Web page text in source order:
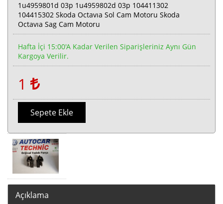
1u4959801d 03p 1u4959802d 03p 104411302
104415302 Skoda Octavıa Sol Cam Motoru Skoda
Octavıa Sag Cam Motoru
Hafta İçi 15:00'a Kadar Verilen Siparişleriniz Aynı Gün
Kargoya Verilir.
1
Sepete Ekle
Açıklama